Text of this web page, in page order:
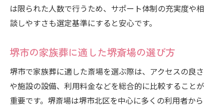
は限られた人数で行うため、サポート体制の充実度や相
談しやすさも選定基準にすると安心です。
堺市の家族葬に適した堺斎場の選び方
堺市で家族葬に適した斎場を選ぶ際は、アクセスの良さ
や施設の設備、利用料金などを総合的に比較することが
重要です。堺斎場は堺市北区を中心に多くの利用者から